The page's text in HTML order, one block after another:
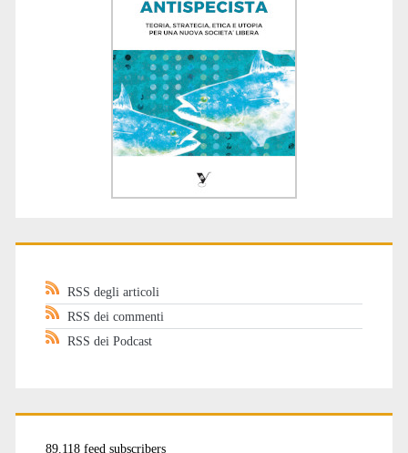
RSS degli articoli
RSS dei commenti
RSS dei Podcast
89.118 feed subscribers